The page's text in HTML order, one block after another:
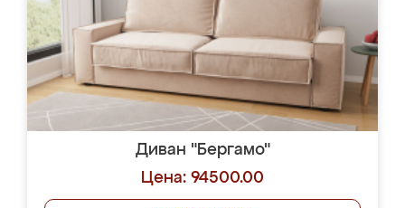
Диван "Бергамо"
Цена: 94500.00